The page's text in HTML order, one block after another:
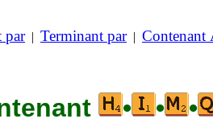
par| Terminant par| Contenant
• • •